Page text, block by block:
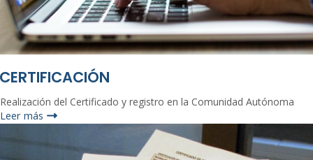
CERTIFICACIÓN
Realización del Certificado y registro en la Comunidad Autónoma
Leer más